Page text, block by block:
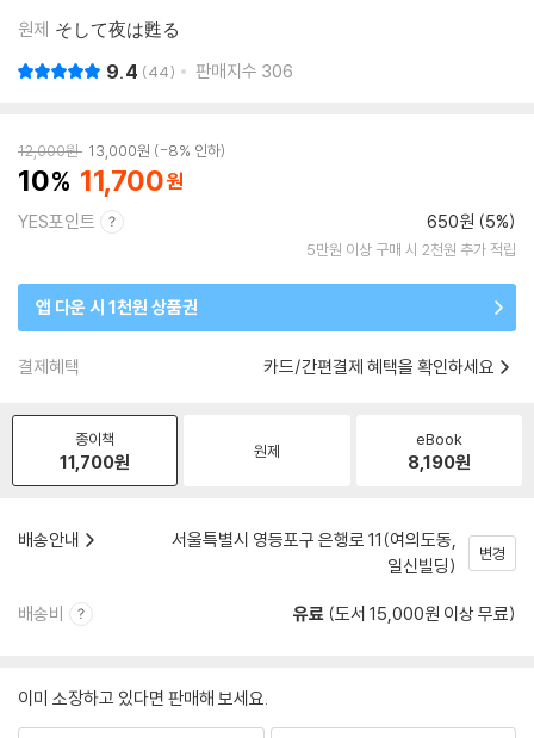
원제 そして夜は甦る
9.4 44 판매지수 306
12,000원 13,000원 -8% 인하
10 11,700
YES포인트 650원 (5%)
5만원 이상 구매 시 2천원 추가 적립
앱 다운 시 1천원 상품권
결제혜택 카드/간편결제 혜택을 확인하세요
종이책
11,700원 원제
eBook
8,190원
배송안내
서울특별시 영등포구 은행로 11(여의도동,
일신빌딩)
변경
배송비 유료 (도서 15,000원 이상 무료)
이미 소장하고 있다면 판매해 보세요.